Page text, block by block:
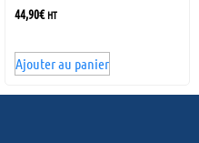
44,90€ HT
Ajouter au panier